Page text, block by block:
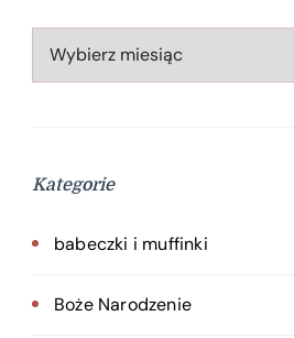
Archiwa
Kategorie
babeczki i muffinki
Boże Narodzenie